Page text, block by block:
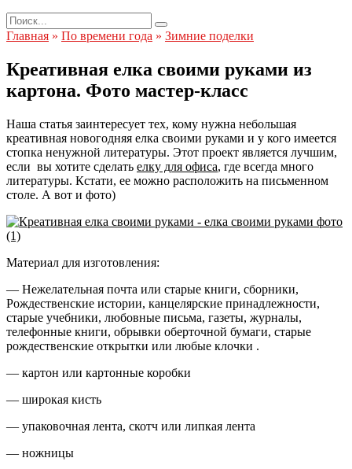
Search
for:
Главная » По времени года » Зимние поделки
Креативная елка своими руками из
картона. Фото мастер-класс
Наша статья заинтересует тех, кому нужна небольшая
креативная новогодняя елка своими руками и у кого имеется
стопка ненужной литературы. Этот проект является лучшим,
если вы хотите сделать елку для офиса, где всегда много
литературы. Кстати, ее можно расположить на письменном
столе. А вот и фото)
Материал для изготовления:
— Нежелательная почта или старые книги, сборники,
Рождественские истории, канцелярские принадлежности,
старые учебники, любовные письма, газеты, журналы,
телефонные книги, обрывки оберточной бумаги, старые
рождественские открытки или любые клочки .
— картон или картонные коробки
— широкая кисть
— упаковочная лента, скотч или липкая лента
— ножницы